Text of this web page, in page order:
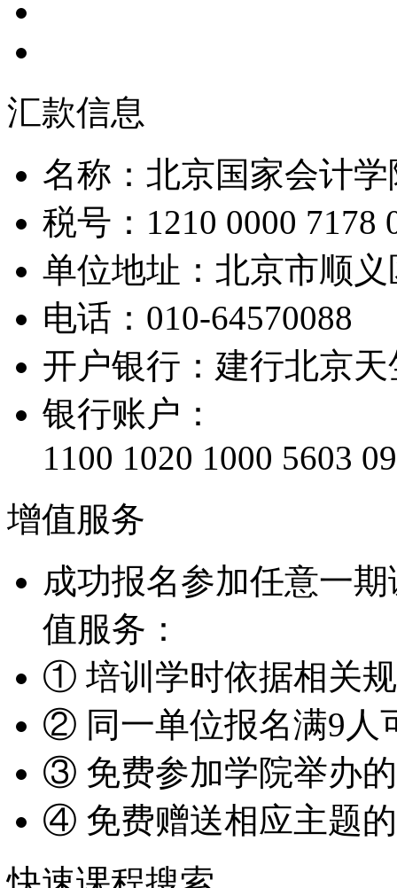
汇款信息
名称：北京国家会计学
税号：1210 0000 7178
单位地址：北京市顺
电话：010-64570088
开户银行：建行北京
银行账户：
1100 1020 1000 5603
增值服务
成功报名参加任意一
值服务：
① 培训学时依据相关
② 同一单位报名满9人
③ 免费参加学院举办
④ 免费赠送相应主题